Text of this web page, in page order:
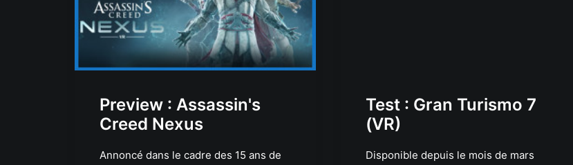
Preview : Assassin's
Creed Nexus
Annoncé dans le cadre des 15 ans de
Test : Gran Turismo 7
(VR)
Disponible depuis le mois de mars